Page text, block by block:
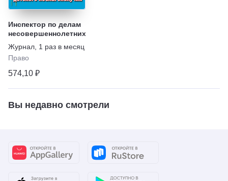
Инспектор по делам
несовершеннолетних
Журнал 1 раз в месяц
Право
574,10 ₽
Вы недавно смотрели